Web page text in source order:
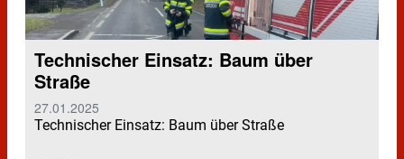
Technischer Einsatz: Baum über
Straße
27.01.2025
Technischer Einsatz: Baum über Straße